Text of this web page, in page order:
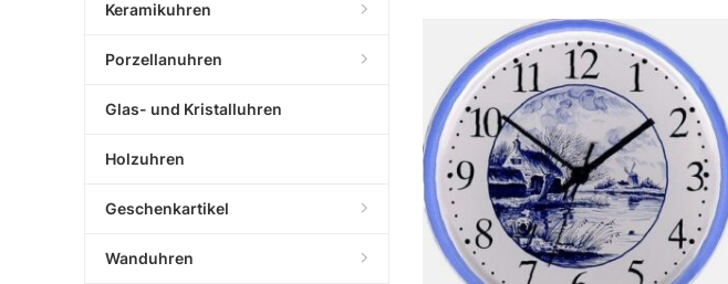
Keramikuhren
Porzellanuhren
Glas- und Kristalluhren
Holzuhren
Geschenkartikel
Wanduhren